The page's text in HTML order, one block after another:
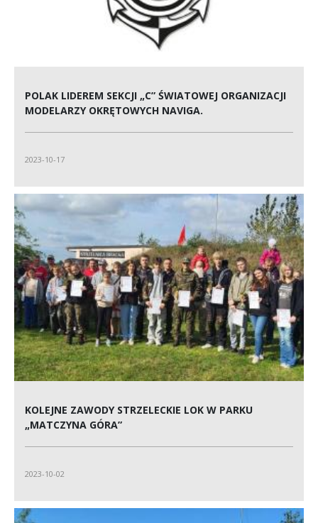
POLAK LIDEREM SEKCJI „C” ŚWIATOWEJ ORGANIZACJI
MODELARZY OKRĘTOWYCH NAVIGA.
2023-10-17
KOLEJNE ZAWODY STRZELECKIE LOK W PARKU
„MATCZYNA GÓRA”
2023-10-02